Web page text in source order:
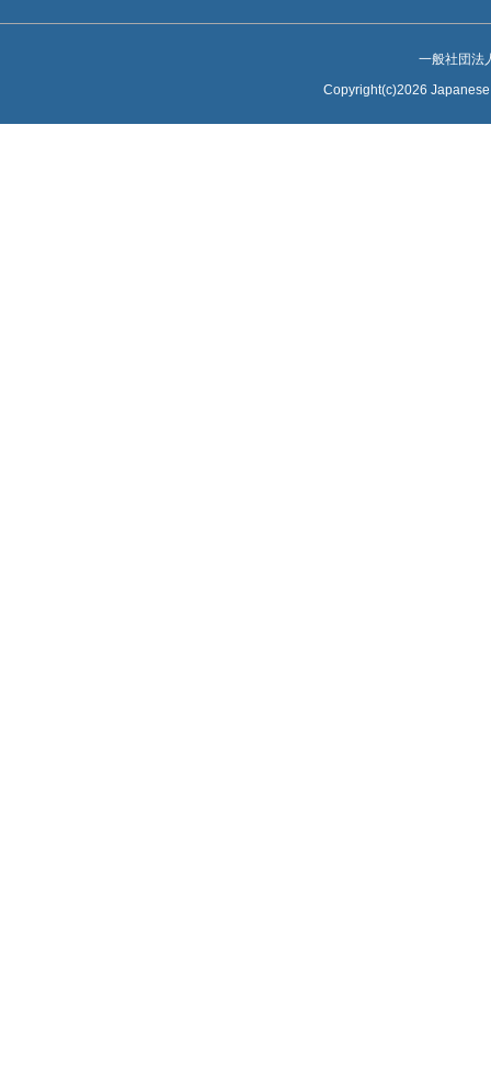
一般社団法
Copyright(c)2026